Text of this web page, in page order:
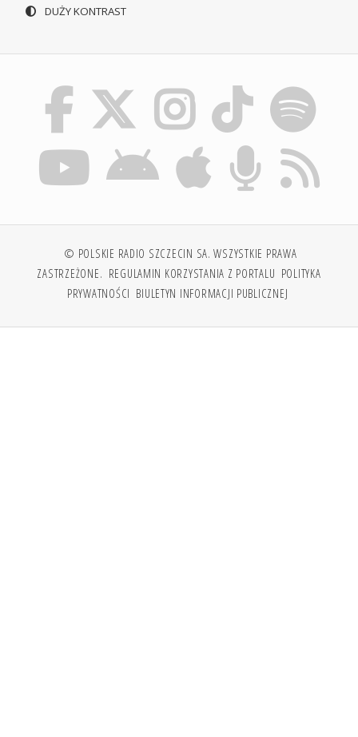
DUŻY KONTRAST
© POLSKIE RADIO SZCZECIN SA. WSZYSTKIE PRAWA
ZASTRZEŻONE. REGULAMIN KORZYSTANIA Z PORTALU POLITYKA
PRYWATNOŚCI BIULETYN INFORMACJI PUBLICZNEJ